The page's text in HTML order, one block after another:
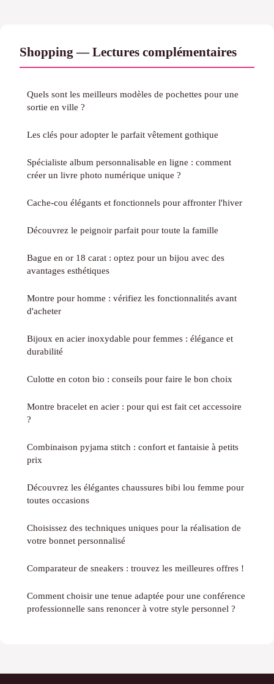
Shopping — Lectures complémentaires
Quels sont les meilleurs modèles de pochettes pour une
sortie en ville ?
Les clés pour adopter le parfait vêtement gothique
Spécialiste album personnalisable en ligne : comment
créer un livre photo numérique unique ?
Cache-cou élégants et fonctionnels pour affronter l'hiver
Découvrez le peignoir parfait pour toute la famille
Bague en or 18 carat : optez pour un bijou avec des
avantages esthétiques
Montre pour homme : vérifiez les fonctionnalités avant
d'acheter
Bijoux en acier inoxydable pour femmes : élégance et
durabilité
Culotte en coton bio : conseils pour faire le bon choix
Montre bracelet en acier : pour qui est fait cet accessoire
?
Combinaison pyjama stitch : confort et fantaisie à petits
prix
Découvrez les élégantes chaussures bibi lou femme pour
toutes occasions
Choisissez des techniques uniques pour la réalisation de
votre bonnet personnalisé
Comparateur de sneakers : trouvez les meilleures offres !
Comment choisir une tenue adaptée pour une conférence
professionnelle sans renoncer à votre style personnel ?